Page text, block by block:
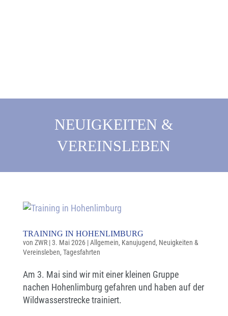
NEUIGKEITEN &
VEREINSLEBEN
TRAINING IN HOHENLIMBURG
von ZWR|3. Mai 2026|Allgemein, Kanujugend, Neuigkeiten &
Vereinsleben, Tagesfahrten
Am 3. Mai sind wir mit einer kleinen Gruppe
nachen Hohenlimburg gefahren und haben auf der
Wildwasserstrecke trainiert.